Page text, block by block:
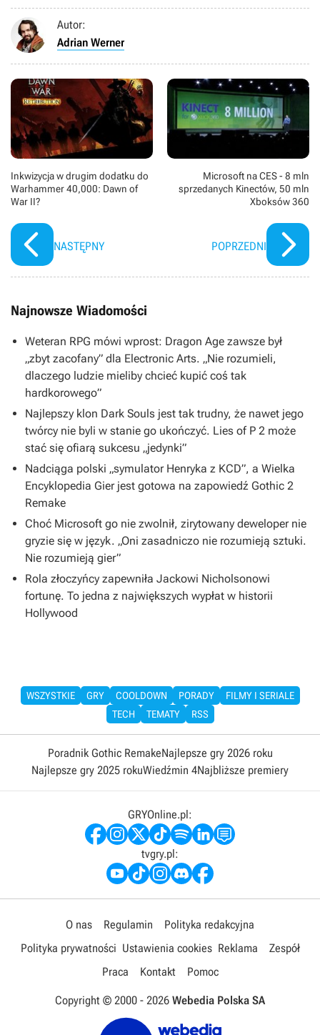
Autor:
Adrian Werner
Inkwizycja w drugim dodatku do
Warhammer 40,000: Dawn of
War II?
NASTĘPNY
Microsoft na CES - 8 mln
sprzedanych Kinectów, 50 mln
Xboksów 360
POPRZEDNI
Najnowsze Wiadomości
Weteran RPG mówi wprost: Dragon Age zawsze był
„zbyt zacofany” dla Electronic Arts. „Nie rozumieli,
dlaczego ludzie mieliby chcieć kupić coś tak
hardkorowego”
Najlepszy klon Dark Souls jest tak trudny, że nawet jego
twórcy nie byli w stanie go ukończyć. Lies of P 2 może
stać się ofiarą sukcesu „jedynki”
Nadciąga polski „symulator Henryka z KCD”, a Wielka
Encyklopedia Gier jest gotowa na zapowiedź Gothic 2
Remake
Choć Microsoft go nie zwolnił, zirytowany deweloper nie
gryzie się w język. „Oni zasadniczo nie rozumieją sztuki.
Nie rozumieją gier”
Rola złoczyńcy zapewniła Jackowi Nicholsonowi
fortunę. To jedna z największych wypłat w historii
Hollywood
WSZYSTKIE GRY COOLDOWN PORADY
FILMY I SERIALE
TECH
TEMATY RSS
Poradnik Gothic RemakeNajlepsze gry 2026 roku
Najlepsze gry 2025 rokuWiedźmin 4Najbliższe premiery
GRYOnline.pl:
tvgry.pl:
O nas Regulamin
Polityka redakcyjna
Polityka prywatności Ustawienia cookies Reklama
Zespół
Praca
Kontakt Pomoc
Copyright © 2000 - 2026 Webedia Polska SA